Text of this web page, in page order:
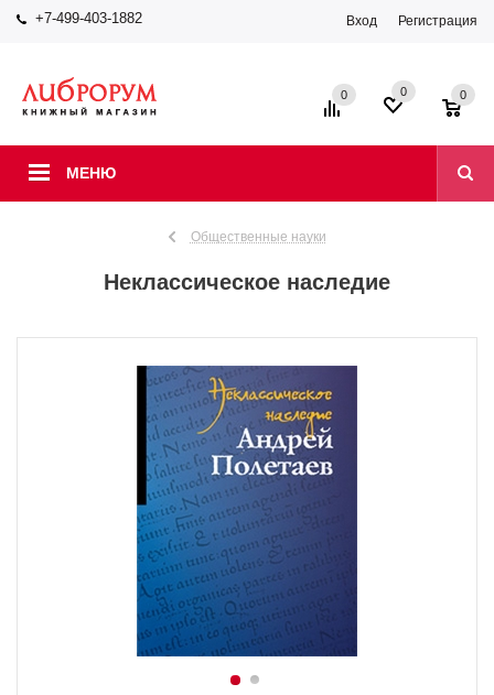
+7-499-403-1882 Вход Регистрация
МЕНЮ
0 0 0
Общественные науки
Неклассическое наследие